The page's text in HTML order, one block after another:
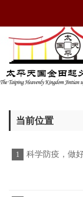
当前位置
1 科学防疫，做